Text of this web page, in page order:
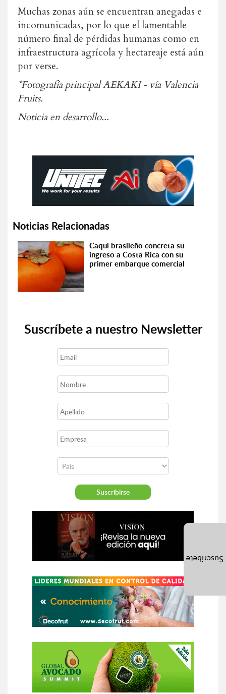
Muchas zonas aún se encuentran anegadas e
incomunicadas, por lo que el lamentable
número final de pérdidas humanas como en
infraestructura agrícola y hectareaje está aún
por verse.
*Fotografía principal AEKAKI - vía Valencia
Fruits.
Noticia en desarrollo...
Noticias Relacionadas
Caqui brasileño concreta su
ingreso a Costa Rica con su
primer embarque comercial
Suscríbete a nuestro Newsletter
Suscríbete